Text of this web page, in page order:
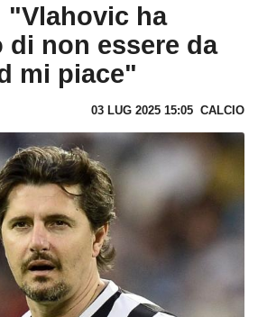
"Vlahovic ha
non essere da
mi piace"
03 LUG 2025 15:05 CALCIO